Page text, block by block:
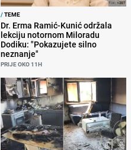
/TEME
Dr. Erma Ramić-Kunić održala
lekciju notornom Miloradu
Dodiku: "Pokazujete silno
neznanje"
PRIJE OKO 11H